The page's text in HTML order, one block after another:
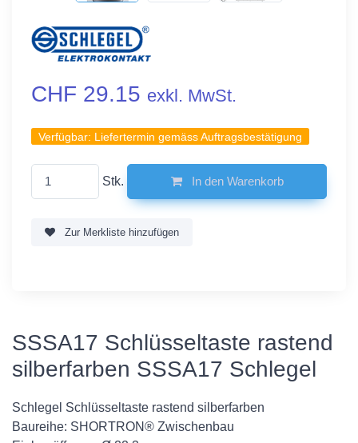
CHF 29.15 exkl. MwSt.
Verfügbar: Liefertermin gemäss Auftragsbestätigung
Stk. In den Warenkorb
Zur Merkliste hinzufügen
SSSA17 Schlüsseltaste rastend
silberfarben SSSA17 Schlegel
Schlegel Schlüsseltaste rastend silberfarben
Baureihe: SHORTRON® Zwischenbau